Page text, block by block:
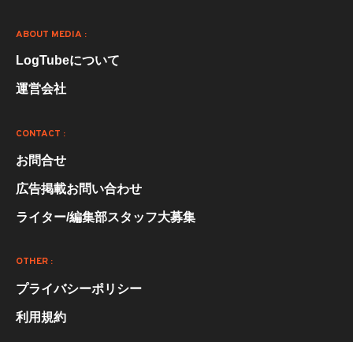
ABOUT MEDIA :
LogTubeについて
運営会社
CONTACT :
お問合せ
広告掲載お問い合わせ
ライター/編集部スタッフ大募集
OTHER :
プライバシーポリシー
利用規約